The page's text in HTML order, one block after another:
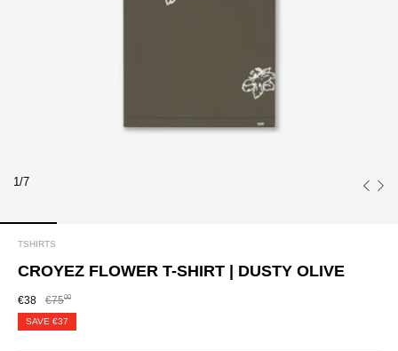
1/7
TSHIRTS
CROYEZ FLOWER T-SHIRT | DUSTY OLIVE
€38 €7500
SAVE €37